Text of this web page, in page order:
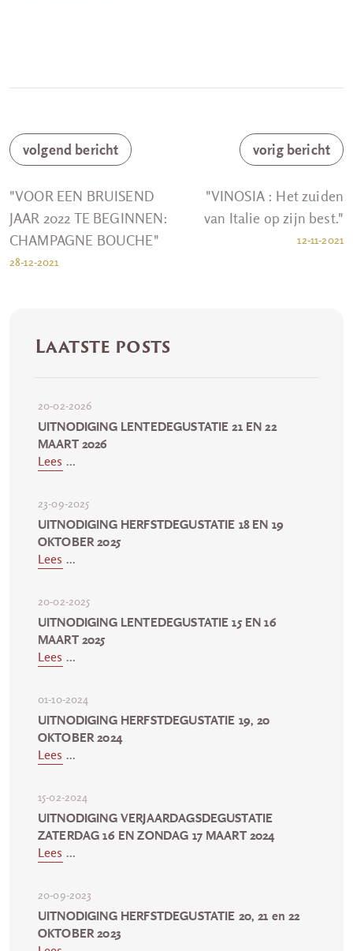
volgend bericht
"VOOR EEN BRUISEND
JAAR 2022 TE BEGINNEN:
CHAMPAGNE BOUCHE"
28-12-2021
vorig bericht
"VINOSIA : Het zuiden
van Italie op zijn best."
12-11-2021
Laatste posts
20-02-2026
UITNODIGING LENTEDEGUSTATIE 21 EN 22
MAART 2026
Lees ...
23-09-2025
UITNODIGING HERFSTDEGUSTATIE 18 EN 19
OKTOBER 2025
Lees ...
20-02-2025
UITNODIGING LENTEDEGUSTATIE 15 EN 16
MAART 2025
Lees ...
01-10-2024
UITNODIGING HERFSTDEGUSTATIE 19, 20
OKTOBER 2024
Lees ...
15-02-2024
UITNODIGING VERJAARDAGSDEGUSTATIE
ZATERDAG 16 EN ZONDAG 17 MAART 2024
Lees ...
20-09-2023
UITNODIGING HERFSTDEGUSTATIE 20, 21 en 22
OKTOBER 2023